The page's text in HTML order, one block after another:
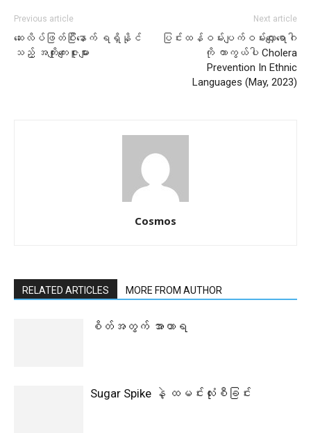
Previous article
ဆေးလိပ်ဖြတ်ပြီးနောက် ရရှိနိုင်
သည့် အကျိုးကျေးဇူးများ
Next article
ပြင်းထန်ဝမ်းပျက်ဝမ်းလျှောရောဂါ
ကို ကာကွယ်ပါ Cholera
Prevention In Ethnic
Languages (May, 2023)
Cosmos
RELATED ARTICLES MORE FROM AUTHOR
စိတ်အတွက် အာဟာရ
Sugar Spike နဲ့ ထမင်းလုံးစီခြင်း